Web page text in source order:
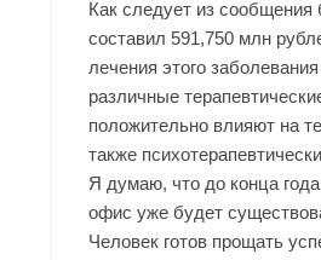
Как следует из сообщения
составил 591,750 млн
лечения этого
различные
положительно влияют на
также
Я думаю, что до конца
офис уже будет
Человек готов прощать